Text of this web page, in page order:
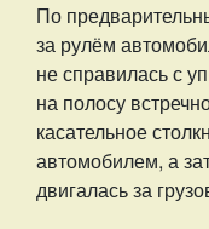
По
за рулём
не справилась с
на полосу
касательное
автомобилем, а
двигалась за